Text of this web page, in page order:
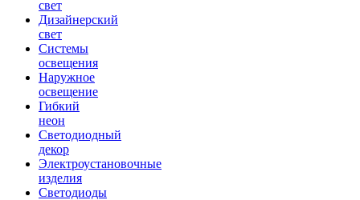
свет
Дизайнерский
свет
Системы
освещения
Наружное
освещение
Гибкий
неон
Светодиодный
декор
Электроустановочные
изделия
Светодиоды